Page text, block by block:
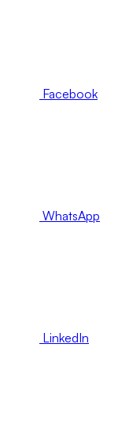
Facebook
WhatsApp
LinkedIn